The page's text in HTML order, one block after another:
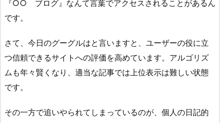
『○○ ブログ』なんて言葉でアクセスされることがあるん
です。
さて、今日のグーグルはと言いますと、ユーザーの役に立
つ信頼できるサイトへの評価を高めています。アルゴリズ
ムも年々賢くなり、適当な記事では上位表示は難しい状態
です。
その一方で追いやられてしまっているのが、個人の日記的